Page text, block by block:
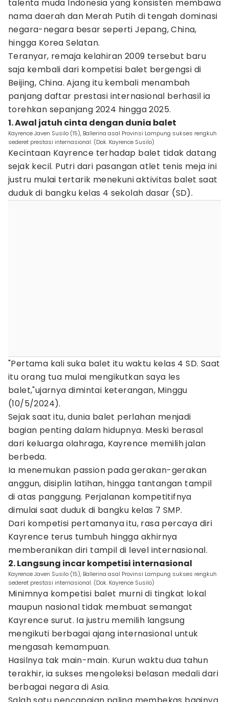
talenta muda Indonesia yang konsisten membawa
nama daerah dan Merah Putih di tengah dominasi
negara-negara besar seperti Jepang, China,
hingga Korea Selatan.
Teranyar, remaja kelahiran 2009 tersebut baru
saja kembali dari kompetisi balet bergengsi di
Beijing, China. Ajang itu kembali menambah
panjang daftar prestasi internasional berhasil ia
torehkan sepanjang 2024 hingga 2025.
1. Awal jatuh cinta dengan dunia balet
Kayrence Javen Susilo (15), Ballerina asal Provinsi Lampung sukses rengkuh
sederet prestasi internasional. (Dok. Kayrence Susilo)
Kecintaan Kayrence terhadap balet tidak datang
sejak kecil. Putri dari pasangan atlet tenis meja ini
justru mulai tertarik menekuni aktivitas balet saat
duduk di bangku kelas 4 sekolah dasar (SD).
"Pertama kali suka balet itu waktu kelas 4 SD. Saat
itu orang tua mulai mengikutkan saya les
balet,"ujarnya dimintai keterangan, Minggu
(10/5/2024).
Sejak saat itu, dunia balet perlahan menjadi
bagian penting dalam hidupnya. Meski berasal
dari keluarga olahraga, Kayrence memilih jalan
berbeda.
Ia menemukan passion pada gerakan-gerakan
anggun, disiplin latihan, hingga tantangan tampil
di atas panggung. Perjalanan kompetitifnya
dimulai saat duduk di bangku kelas 7 SMP.
Dari kompetisi pertamanya itu, rasa percaya diri
Kayrence terus tumbuh hingga akhirnya
memberanikan diri tampil di level internasional.
2. Langsung incar kompetisi internasional
Kayrence Javen Susilo (15), Ballerina asal Provinsi Lampung sukses rengkuh
sederet prestasi internasional. (Dok. Kayrence Susilo)
Minimnya kompetisi balet murni di tingkat lokal
maupun nasional tidak membuat semangat
Kayrence surut. Ia justru memilih langsung
mengikuti berbagai ajang internasional untuk
mengasah kemampuan.
Hasilnya tak main-main. Kurun waktu dua tahun
terakhir, ia sukses mengoleksi belasan medali dari
berbagai negara di Asia.